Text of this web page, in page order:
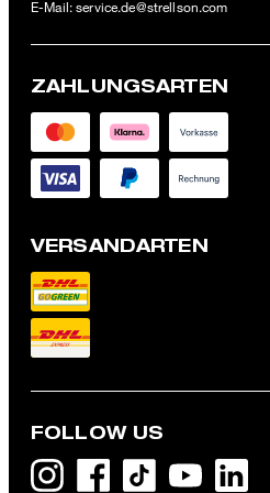
E-Mail:service.de@strellson.com
ZAHLUNGSARTEN
VERSANDARTEN
FOLLOW US